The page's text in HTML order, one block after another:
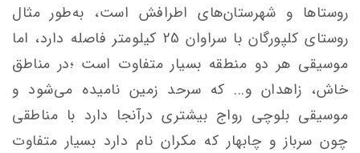
روستاها و شهرستان‌های اطرافش است، به‌طور مثال
روستای کلپورگان با سراوان 25 کیلومتر فاصله دارد، اما
موسیقی هر دو منطقه بسیار متفاوت است ؛در مناطق
خاش، زاهدان و... که سرحد زمین نامیده می‌شود و
موسیقی بلوچی رواج بیشتری درآنجا دارد با مناطقی
چون سرباز و چابهار که مکران نام دارد بسیار متفاوت